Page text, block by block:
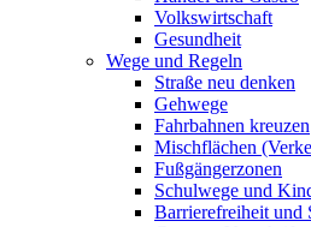
Volkswirtschaft
Gesundheit
Wege und Regeln
Straße neu denken
Gehwege
Fahrbahnen kreuzen
Mischflächen
Fußgängerzonen
Schulwege und
Barrierefreiheit und